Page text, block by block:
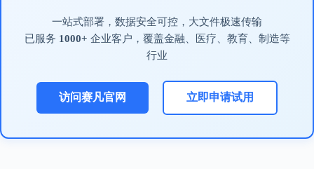
一站式部署，数据安全可控，大文件极速传输
已服务 1000+ 企业客户，覆盖金融、医疗、教育、制造等
行业
访问赛凡官网 立即申请试用